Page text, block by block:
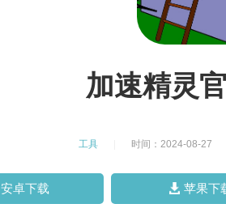
加速精灵
工具 时间：2024-08-27
安卓下载 苹果下